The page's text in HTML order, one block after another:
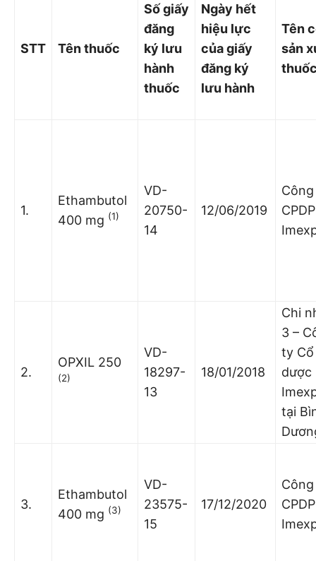
STT Tên thuốc
Số giấy
đăng
ký lưu
hành
thuốc
Ngày hết
hiệu lực
của giấy
đăng ký
lưu hành
Tên
sản
1.
Ethambutol
400 mg (1)
VD-
20750-
14
12/06/2019
CPDP
2.
OPXIL 250
(2)
VD-
18297-
13
18/01/2018
Chi
3 –
ty
dược
tại
3.
Ethambutol
400 mg (3)
VD-
23575-
15
17/12/2020
CPDP